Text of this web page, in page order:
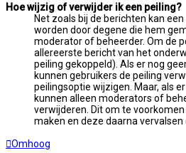
Hoe wijzig of verwijder ik een peiling?
Net zoals bij de berichten kan
worden door degene die hem
moderator of beheerder. Om de
allereerste bericht van het
peiling gekoppeld). Als er nog
kunnen gebruikers de peiling
peilingsoptie wijzigen. Maar, als
kunnen alleen moderators of
verwijderen. Dit om te
maken en deze daarna vervalsen
Omhoog